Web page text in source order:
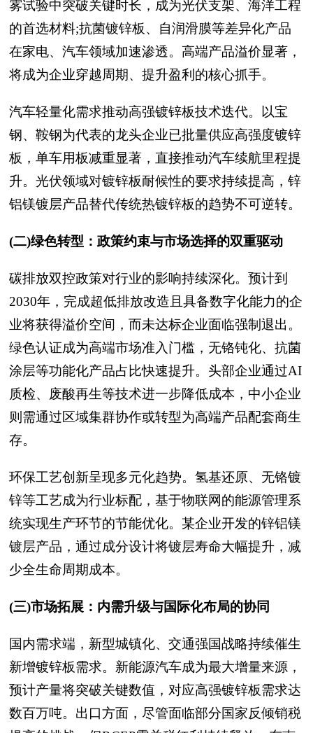
雾试验中突破关键时长，成为光伏支架、海洋工程
的首选材料;抗菌镀锌板、自润滑膜等差异化产品
在家电、汽车领域加速渗透。高端产品溢价显著，
将成为企业穿越周期、提升盈利的核心抓手。
汽车轻量化需求推动高强镀锌板技术迭代。以宝
钢、鞍钢为代表的龙头企业已批量供应高强度镀锌
板，单车用板减重显著，直接推动汽车续航里程提
升。光伏领域对镀锌板耐候性的要求持续提高，锌
铝镁镀层产品替代传统热镀锌板的趋势不可逆转。
(二)绿色转型：政策约束与市场选择的双重驱动
碳排放双控政策对行业的影响持续深化。预计到
2030年，完成超低排放改造且具备数字化能力的企
业将获得溢价空间，而未达标企业面临强制退出。
绿色认证成为高端市场准入门槛，无铬钝化、抗菌
涂层等功能化产品占比快速提升。头部企业通过AI
质检、废酸再生等技术进一步降低成本，中小企业
则需通过区域集群协作或转型为高端产品配套商生
存。
环保工艺创新呈现多元化趋势。氢基还原、无铬镀
锌等工艺成为行业标配，基于物联网的能源管理系
统实现生产环节的节能优化。某企业开发的锌铝镁
镀层产品，通过成分设计将镀层寿命大幅提升，减
少全生命周期成本。
(三)市场拓展：内需升级与国际化布局的协同
国内需求端，新型城镇化、交通强国战略持续催生
新增镀锌板需求。新能源汽车成为最大增量来源，
预计产量将突破关键数值，对应高强镀锌板需求达
数百万吨。出口方面，尽管面临部分国家反倾销税